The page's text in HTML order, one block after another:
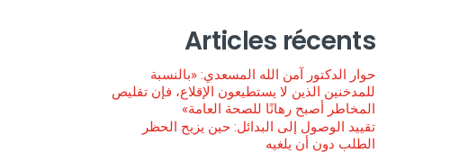
Articles récents
حوار الدكتور آمن الله المسعدي: «بالنسبة
للمدخنين الذين لا يستطيعون الإقلاع، فإن تقليص
المخاطر أصبح رهانًا للصحة العامة»
تقييد الوصول إلى البدائل: حين يزيح الحظر
الطلب دون أن يلغيه